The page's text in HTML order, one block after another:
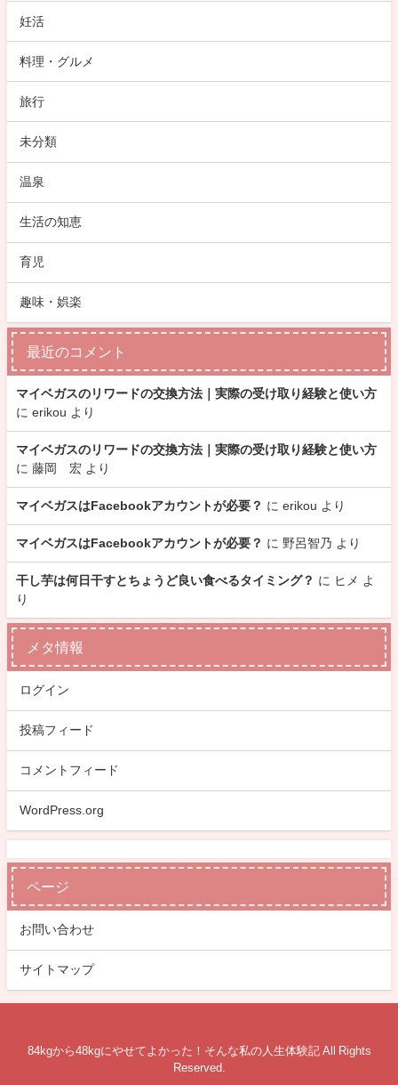
妊活
料理・グルメ
旅行
未分類
温泉
生活の知恵
育児
趣味・娯楽
最近のコメント
マイベガスのリワードの交換方法｜実際の受け取り経験と使い方
に erikou より
マイベガスのリワードの交換方法｜実際の受け取り経験と使い方
に 藤岡 宏 より
マイベガスはFacebookアカウントが必要？ に erikou より
マイベガスはFacebookアカウントが必要？ に 野呂智乃 より
干し芋は何日干すとちょうど良い食べるタイミング？ に ヒメ
よ
り
メタ情報
ログイン
投稿フィード
コメントフィード
WordPress.org
ページ
お問い合わせ
サイトマップ
84kgから48kgにやせてよかった！そんな私の人生体験記 All Rights
Reserved.